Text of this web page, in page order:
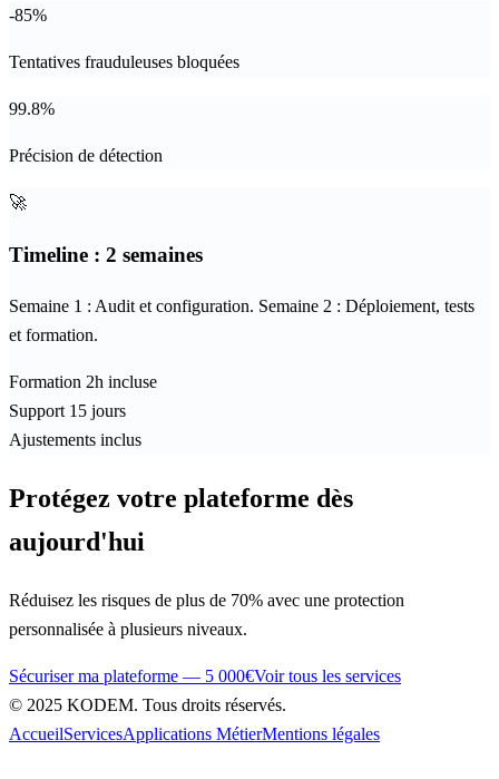
-85%
Tentatives frauduleuses bloquées
99.8%
Précision de détection
🚀
Timeline : 2 semaines
Semaine 1 : Audit et configuration. Semaine 2 : Déploiement, tests
et formation.
Formation 2h incluse
Support 15 jours
Ajustements inclus
Protégez votre plateforme dès
aujourd'hui
Réduisez les risques de plus de 70% avec une protection
personnalisée à plusieurs niveaux.
Sécuriser ma plateforme — 5 000€Voir tous les services
© 2025 KODEM. Tous droits réservés.
AccueilServicesApplications MétierMentions légales